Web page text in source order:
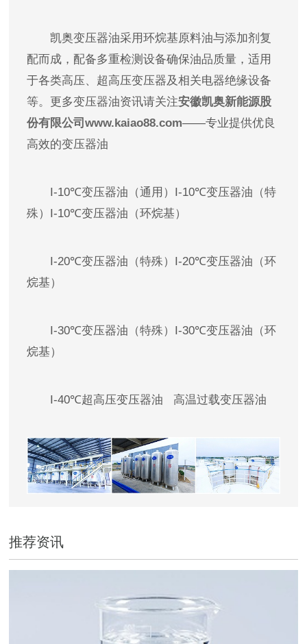
凯奥变压器油采用环烷基原料油与添加剂复
配而成，配备多重检测设备确保油品质量，适用
于各类高压、超高压变压器及相关电器绝缘设备
等。更多变压器油资讯请关注安徽凯奥新能源股
份有限公司www.kaiao88.com——专业提供优良
高效的变压器油
I-10℃变压器油（通用）I-10℃变压器油（特
殊）I-10℃变压器油（环烷基）
I-20℃变压器油（特殊）I-20℃变压器油（环
烷基）
I-30℃变压器油（特殊）I-30℃变压器油（环
烷基）
I-40℃超高压变压器油 高温过载变压器油
推荐资讯